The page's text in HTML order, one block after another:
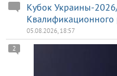
Кубок Украины-
Квалификационного
05.08.2026, 18:57
2